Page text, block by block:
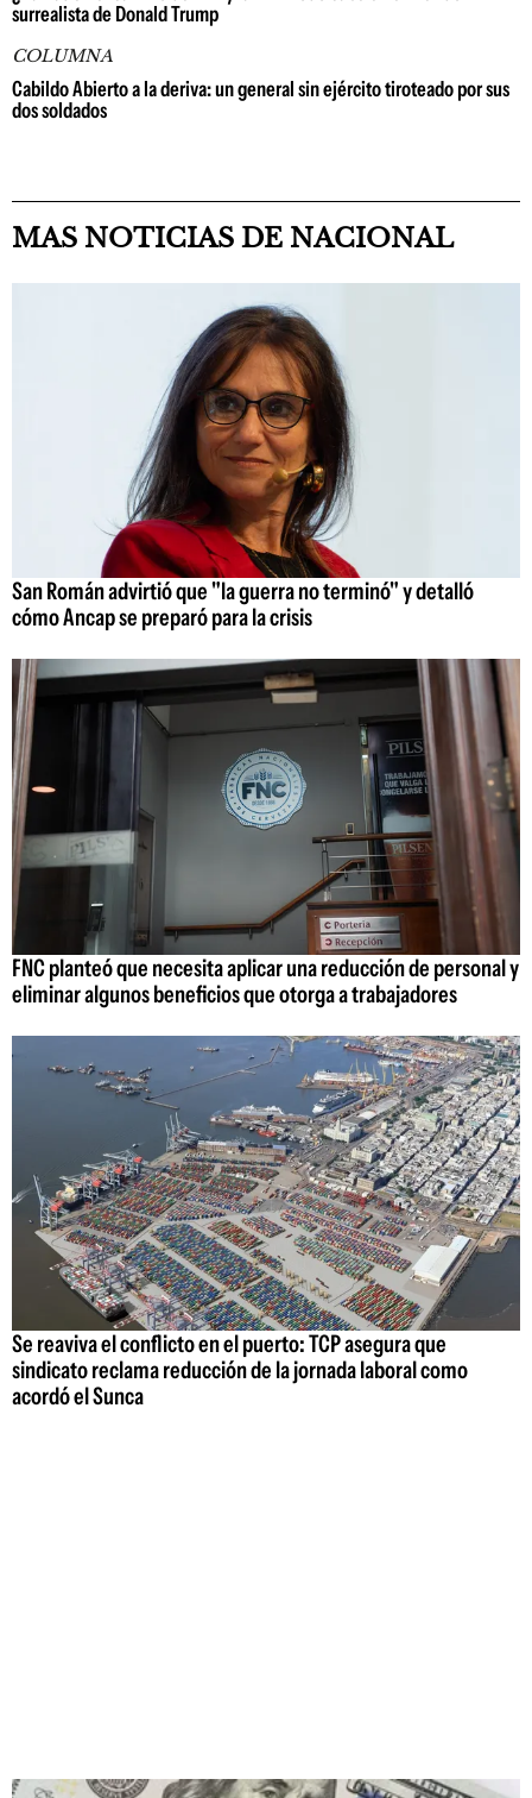
surrealista de Donald Trump
COLUMNA
Cabildo Abierto a la deriva: un general sin ejército tiroteado por sus
dos soldados
MAS NOTICIAS DE NACIONAL
San Román advirtió que "la guerra no terminó" y detalló
cómo Ancap se preparó para la crisis
FNC planteó que necesita aplicar una reducción de personal y
eliminar algunos beneficios que otorga a trabajadores
Se reaviva el conflicto en el puerto: TCP asegura que
sindicato reclama reducción de la jornada laboral como
acordó el Sunca